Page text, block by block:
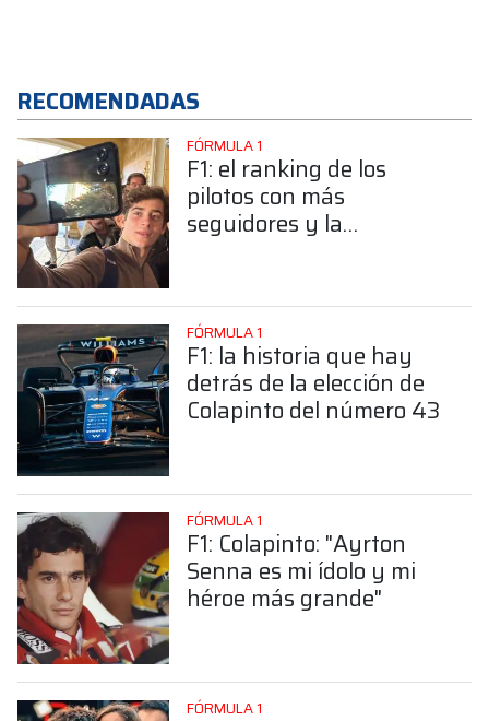
RECOMENDADAS
FÓRMULA 1
F1: el ranking de los
pilotos con más
seguidores y la
FÓRMULA 1
F1: la historia que hay
detrás de la elección de
Colapinto del número 43
FÓRMULA 1
F1: Colapinto: "Ayrton
Senna es mi ídolo y mi
héroe más grande"
FÓRMULA 1